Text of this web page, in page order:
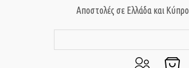
Αποστολές σε Ελλάδα και Κύπρο